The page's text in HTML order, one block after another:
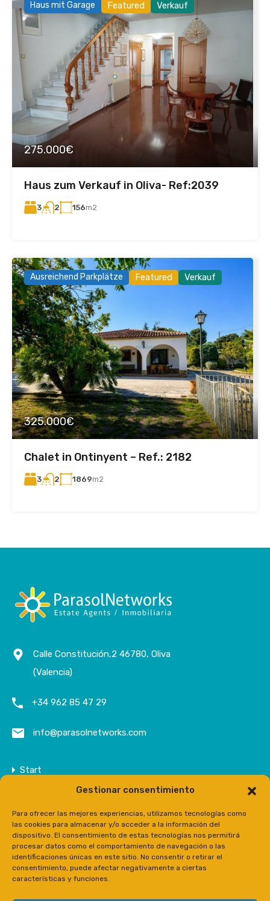
Gestionar consentimiento
Para ofrecer las mejores experiencias, utilizamos tecnologías como
las cookies para almacenar y/o acceder a la información del
dispositivo. El consentimiento de estas tecnologías nos permitirá
procesar datos como el comportamiento de navegación o las
identificaciones únicas en este sitio. No consentir o retirar el
consentimiento, puede afectar negativamente a ciertas
características y funciones.
Haus mit Garage Featured Verkauf
275.000€
Haus zum Verkauf in Oliva- Ref:2039
3 2 156m2
Ausreichend Parkplätze Featured Verkauf
325.000€
Chalet in Ontinyent – ​​Ref.: 2182
3 2 1869m2
Calle Constitución,2 46780, Oliva
(Valencia)
+34 962 85 47 29
info@parasolnetworks.com
Start
Unternehmen
Anwesen
Kontakt
Prensa